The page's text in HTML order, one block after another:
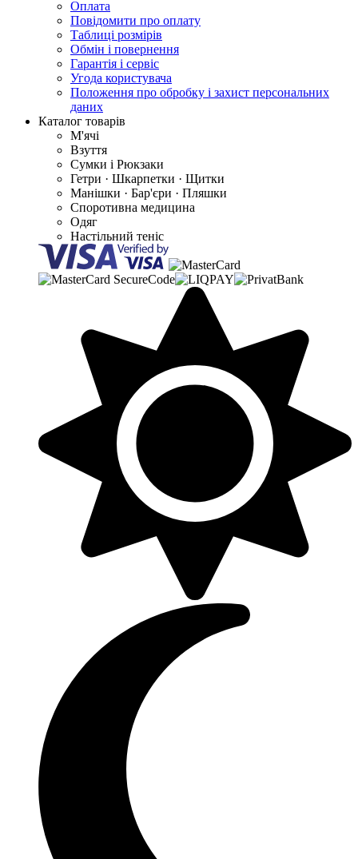
Оплата
Повідомити про оплату
Таблиці розмірів
Обмін і повернення
Гарантія і сервіс
Угода користувача
Положення про обробку і захист персональних
даних
Каталог товарів
М'ячі
Взуття
Сумки і Рюкзаки
Гетри · Шкарпетки · Щитки
Манішки · Бар'єри · Пляшки
Споротивна медицина
Одяг
Настільний теніс